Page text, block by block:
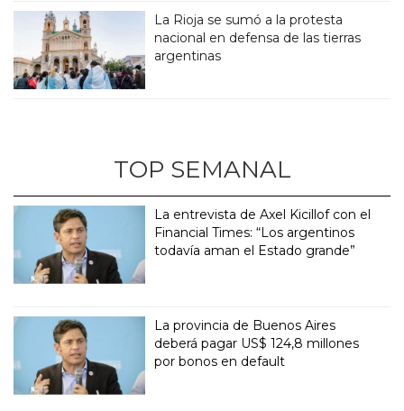
La Rioja se sumó a la protesta
nacional en defensa de las tierras
argentinas
TOP SEMANAL
La entrevista de Axel Kicillof con el
Financial Times: “Los argentinos
todavía aman el Estado grande”
La provincia de Buenos Aires
deberá pagar US$ 124,8 millones
por bonos en default